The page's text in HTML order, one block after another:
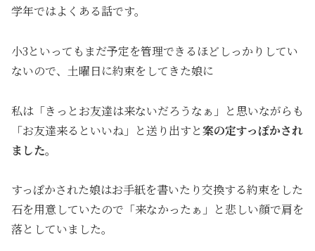
学年ではよくある話です。
小3といってもまだ予定を管理できるほどしっかりしてい
ないので、土曜日に約束をしてきた娘に
私は「きっとお友達は来ないだろうなぁ」と思いながらも
「お友達来るといいね」と送り出すと案の定すっぽかされ
ました。
すっぽかされた娘はお手紙を書いたり交換する約束をした
石を用意していたので「来なかったぁ」と悲しい顔で肩を
落としていました。